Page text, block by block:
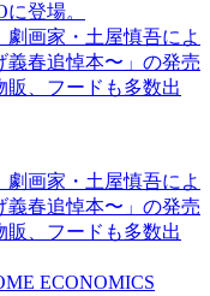
登場。
画家・土屋慎吾によ
義春追悼本〜」の発売
、フードも多数出
画家・土屋慎吾によ
義春追悼本〜」の発売
、フードも多数出
ECONOMICS